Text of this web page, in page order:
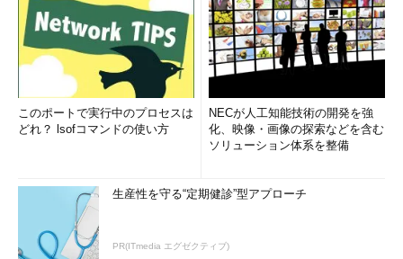
このポートで実行中のプロセスは
どれ？ lsofコマンドの使い方
NECが人工知能技術の開発を強
化、映像・画像の探索などを含む
ソリューション体系を整備
生産性を守る“定期健診”型アプローチ
PR(ITmedia エグゼクティブ)